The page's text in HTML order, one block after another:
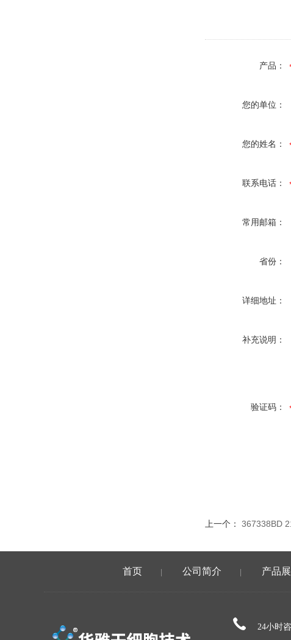
产品：
您的单位：
您的姓名：
联系电话：
常用邮箱：
省份：
详细地址：
补充说明：
验证码：
上一个： 367338BD
首页 公司简介 产品
24小时